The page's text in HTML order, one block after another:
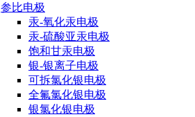
参比电极
汞-氧化汞电极
汞-硫酸亚汞电极
饱和甘汞电极
银-银离子电极
可拆氯化银电极
全氟氯化银电极
银氯化银电极